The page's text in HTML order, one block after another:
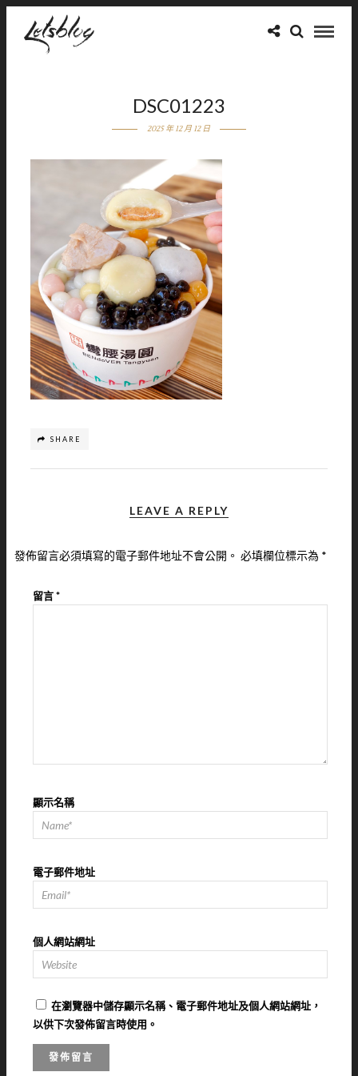
DSC01223
2025 年 12 月 12 日
SHARE
LEAVE A REPLY
發佈留言必須填寫的電子郵件地址不會公開。 必填欄位標示為 *
留言*
顯示名稱
電子郵件地址
個人網站網址
在瀏覽器中儲存顯示名稱、電子郵件地址及個人網站網址，
以供下次發佈留言時使用。